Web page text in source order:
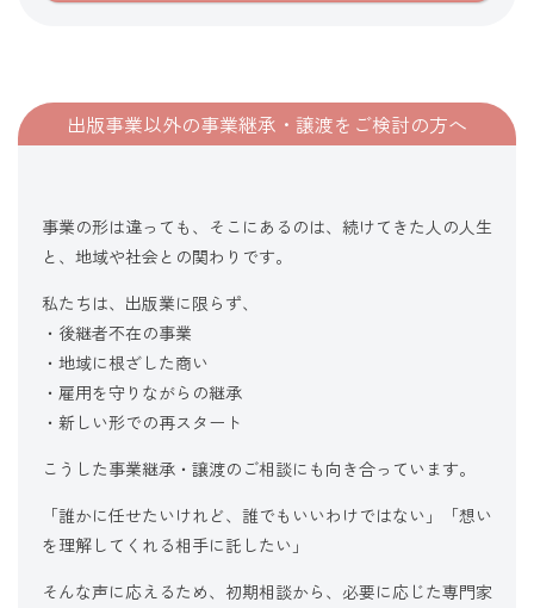
出版事業以外の事業継承・譲渡をご検討の方へ
事業の形は違っても、そこにあるのは、続けてきた人の人生
と、地域や社会との関わりです。
私たちは、出版業に限らず、
・後継者不在の事業
・地域に根ざした商い
・雇用を守りながらの継承
・新しい形での再スタート
こうした事業継承・譲渡のご相談にも向き合っています。
「誰かに任せたいけれど、誰でもいいわけではない」「想い
を理解してくれる相手に託したい」
そんな声に応えるため、初期相談から、必要に応じた専門家